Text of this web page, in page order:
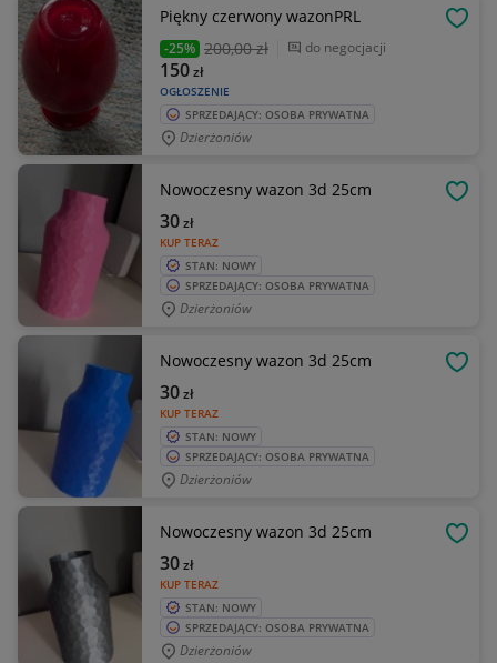
Piękny czerwony wazonPRL
-25% 200,00 zł do negocjacji
OGŁOSZENIE
150zł
SPRZEDAJĄCY: OSOBA PRYWATNA
Dzierżoniów
Nowoczesny wazon 3d 25cm
KUP TERAZ
30zł
STAN: NOWY
SPRZEDAJĄCY: OSOBA PRYWATNA
Dzierżoniów
Nowoczesny wazon 3d 25cm
KUP TERAZ
30zł
STAN: NOWY
SPRZEDAJĄCY: OSOBA PRYWATNA
Dzierżoniów
Nowoczesny wazon 3d 25cm
KUP TERAZ
30zł
STAN: NOWY
SPRZEDAJĄCY: OSOBA PRYWATNA
Dzierżoniów